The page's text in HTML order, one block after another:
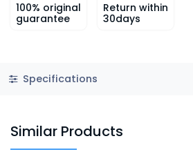
100% original
guarantee
Return within
30days
Specifications
Similar Products